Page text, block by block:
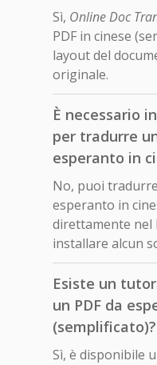
Sì, Online Doc
PDF in cinese
layout del
originale.
È necessario
per tradurre
esperanto in
No, puoi
esperanto in
direttamente nel
installare alcun
Esiste un
un PDF da
(semplificato)?
Sì, è disponibile